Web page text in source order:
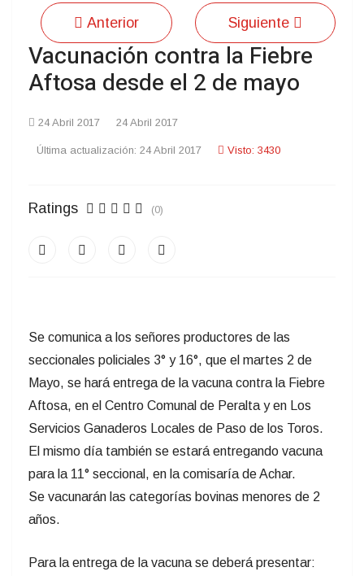
Anterior Siguiente
Vacunación contra la Fiebre
Aftosa desde el 2 de mayo
24 Abril 2017 24 Abril 2017
Última actualización: 24 Abril 2017 Visto: 3430
Ratings (0)
Se comunica a los señores productores de las
seccionales policiales 3° y 16°, que el martes 2 de
Mayo, se hará entrega de la vacuna contra la Fiebre
Aftosa, en el Centro Comunal de Peralta y en Los
Servicios Ganaderos Locales de Paso de los Toros.
El mismo día también se estará entregando vacuna
para la 11° seccional, en la comisaría de Achar.
Se vacunarán las categorías bovinas menores de 2
años.
Para la entrega de la vacuna se deberá presentar: